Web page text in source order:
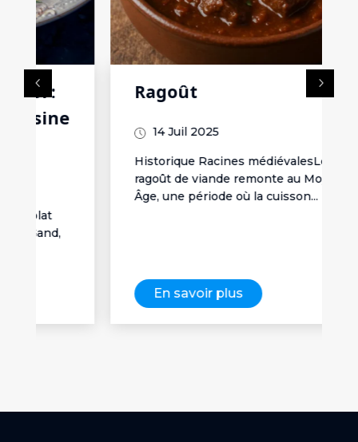
14 Juil 2025
Historique Racines médiévalesLe
ragoût de viande remonte au Moyen
Âge, une période où la cuisson...
En savoir plus